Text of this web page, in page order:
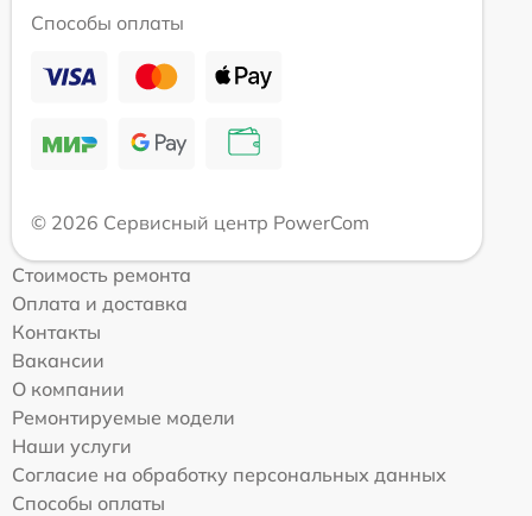
Способы оплаты
© 2026 Сервисный центр PowerCom
Стоимость ремонта
Оплата и доставка
Контакты
Вакансии
О компании
Ремонтируемые модели
Наши услуги
Согласие на обработку персональных данных
Способы оплаты